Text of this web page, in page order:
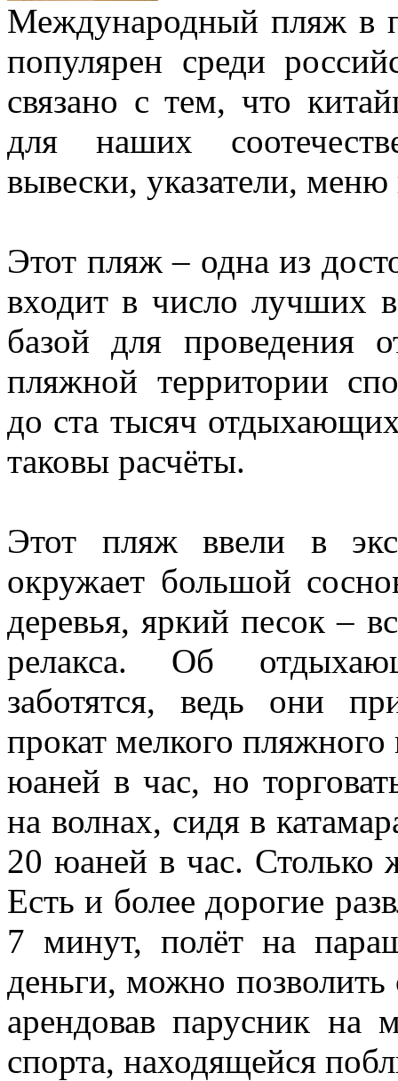
Международный пляж в
популярен среди
связано с тем, что
для наших
вывески, указатели,
Этот пляж – одна из
входит в число лучших в
базой для проведения
пляжной территории
до ста тысяч
таковы расчёты.
Этот пляж ввели в
окружает большой
деревья, яркий песок –
релакса. Об
заботятся, ведь они
прокат мелкого
юаней в час, но
на волнах, сидя в
20 юаней в час. Столько
Есть и более дорогие
7 минут, полёт на
деньги, можно
арендовав парусник на
спорта, находящейся